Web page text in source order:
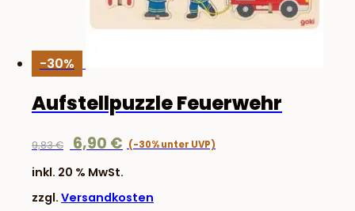
-30%
Aufstellpuzzle Feuerwehr
9,83€
Ursprünglicher
war:
9,83 €
6,90€
inkl. 20 % MwSt.
zzgl. Versandkosten